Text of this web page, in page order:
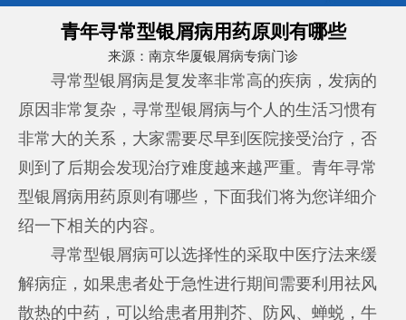
青年寻常型银屑病用药原则有哪些
来源： 南京华厦银屑病专病门诊
寻常型银屑病是复发率非常高的疾病，发病的
原因非常复杂，寻常型银屑病与个人的生活习惯有
非常大的关系，大家需要尽早到医院接受治疗，否
则到了后期会发现治疗难度越来越严重。青年寻常
型银屑病用药原则有哪些，下面我们将为您详细介
绍一下相关的内容。
寻常型银屑病可以选择性的采取中医疗法来缓
解病症，如果患者处于急性进行期间需要利用祛风
散热的中药，可以给患者用荆芥、防风、蝉蜕，牛